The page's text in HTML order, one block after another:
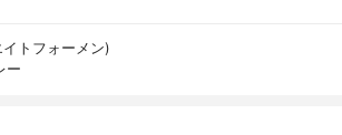
トフォーメン)
ー